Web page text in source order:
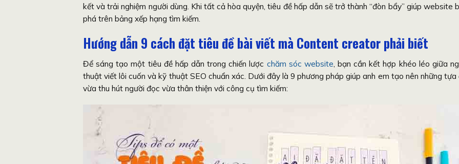
kết và trải nghiệm người dùng. Khi tất cả hòa quyện, tiêu đề hấp dẫn sẽ trở thành “đòn bẩy” giúp website
phá trên bảng xếp hạng tìm kiếm.
Hướng dẫn 9 cách đặt tiêu đề bài viết mà Content creator phải biết
Để sáng tạo một tiêu đề hấp dẫn trong chiến lược chăm sóc website, bạn cần kết hợp khéo léo giữa
thuật viết lôi cuốn và kỹ thuật SEO chuẩn xác. Dưới đây là 9 phương pháp giúp anh em tạo nên những tựa
vừa thu hút người đọc vừa thân thiện với công cụ tìm kiếm: